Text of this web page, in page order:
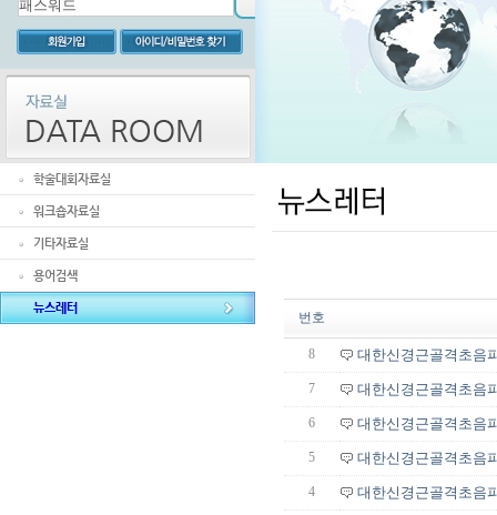
학술대회자료실
워크숍자료실
기타자료실
용어검색
뉴스레터
번호
8 대한신경근골격초음
7 대한신경근골격초음
6 대한신경근골격초음
5 대한신경근골격초음
4 대한신경근골격초음